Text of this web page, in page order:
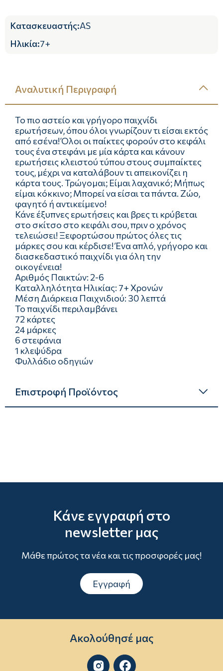
Κατασκευαστής:AS
Ηλικία:7+
Αναλυτική Περιγραφή
Το πιο αστείο και γρήγορο παιχνίδι
ερωτήσεων, όπου όλοι γνωρίζουν τι είσαι εκτός
από εσένα! Όλοι οι παίκτες φορούν στο κεφάλι
τους ένα στεφάνι με μία κάρτα και κάνουν
ερωτήσεις κλειστού τύπου στους συμπαίκτες
τους, μέχρι να καταλάβουν τι απεικονίζει η
κάρτα τους. Τρώγομαι; Είμαι λαχανικό; Μήπως
είμαι κόκκινο; Μπορεί να είσαι τα πάντα. Ζώο,
φαγητό ή αντικείμενο!
Κάνε έξυπνες ερωτήσεις και βρες τι κρύβεται
στο σκίτσο στο κεφάλι σου, πριν ο χρόνος
τελειώσει! Ξεφορτώσου πρώτος όλες τις
μάρκες σου και κέρδισε! Ένα απλό, γρήγορο και
διασκεδαστικό παιχνίδι για όλη την
οικογένεια!
Αριθμός Παικτών: 2-6
Καταλληλότητα Ηλικίας: 7+ Χρονών
Μέση Διάρκεια Παιχνιδιού: 30 λεπτά
Το παιχνίδι περιλαμβάνει
72 κάρτες
24 μάρκες
6 στεφάνια
1 κλεψύδρα
Φυλλάδιο οδηγιών
Επιστροφή Προϊόντος
Κάνε εγγραφή στο
newsletter μας
Μάθε πρώτος τα νέα και τις προσφορές μας!
Εγγραφή
Ακολούθησέ μας
 